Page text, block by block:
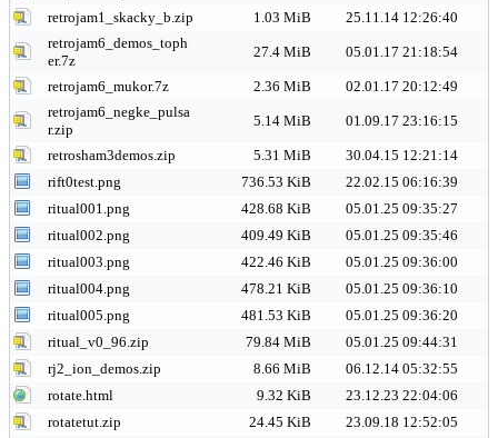
retrojam1_skacky_b.zip
1.03 MiB
25.11.14 12:26:40
retrojam6_demos_toph
er.7z
27.4 MiB 05.01.17 21:18:54
retrojam6_mukor.7z 2.36 MiB
02.01.17 20:12:49
retrojam6_negke_pulsa
r.zip
5.14 MiB 01.09.17 23:16:15
retrosham3demos.zip 5.31 MiB
30.04.15 12:21:14
rift0test.png
736.53 KiB
22.02.15 06:16:39
ritual001.png
428.68 KiB
05.01.25 09:35:27
ritual002.png
409.49 KiB
05.01.25 09:35:46
ritual003.png
422.46 KiB
05.01.25 09:36:00
ritual004.png
478.21 KiB
05.01.25 09:36:10
ritual005.png
481.53 KiB
05.01.25 09:36:20
ritual_v0_96.zip
79.84 MiB
05.01.25 09:44:31
rj2_ion_demos.zip
8.66 MiB
06.12.14 05:32:55
rotate.html
9.32 KiB
23.12.23 22:04:06
rotatetut.zip
24.45 KiB
23.09.18 12:52:05